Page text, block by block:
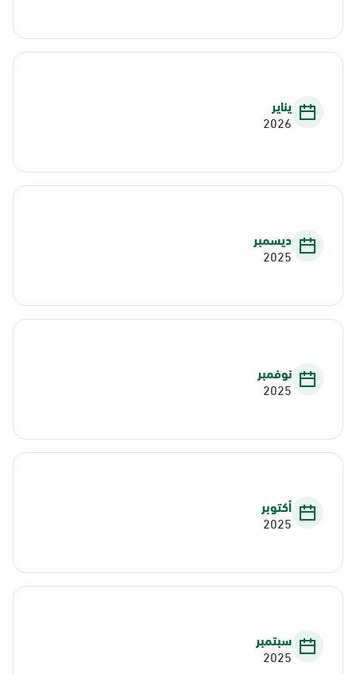
يناير
2026
ديسمبر
2025
نوفمبر
2025
أكتوبر
2025
سبتمبر
2025